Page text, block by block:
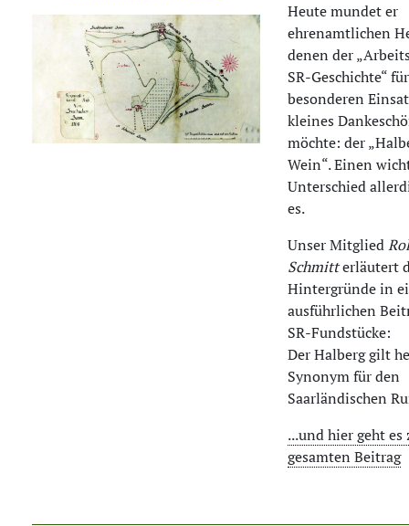
Heute mundet er
ehrenamtlichen
denen der
SR-Geschichte“
besonderen
kleines
möchte: der
Wein“. Einen
Unterschied
es.
Unser Mitglied
Schmitterläutert
Hintergründe in
ausführlichen
SR-Fundstücke:
Der Halberg gilt
Synonym für den
Saarländischen
...und hier geht es
gesamten Beitrag